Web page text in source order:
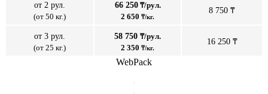
от 2 рул.
(от 50 кг.)
66 250₸/рул.
2 650 ₸/кг.
8 750 ₸
от 3 рул.
(от 25 кг.)
58 750 ₸/рул.
2 350 ₸/кг.
16 250 ₸
WebPack